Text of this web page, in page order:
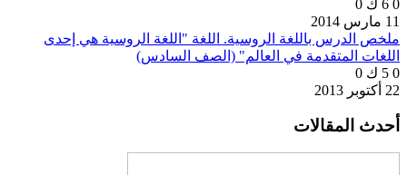
0 6 ك
0
11 مارس 2014
ملخص الدرس باللغة الروسية. اللغة "اللغة الروسية هي إحدى
اللغات المتقدمة في العالم" (الصف السادس)
0 5 ك
0
22 أكتوبر 2013
أحدث المقالات